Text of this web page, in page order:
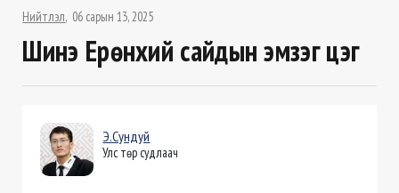
Нийтлэл 06 сарын 13, 2025
Шинэ Ерөнхий сайдын эмзэг цэг
Э.Сундуй
Улс төр судлаач